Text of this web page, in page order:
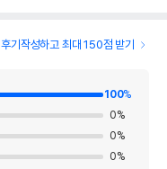
후기작성하고 최대 150점 받기
100%
0%
0%
0%